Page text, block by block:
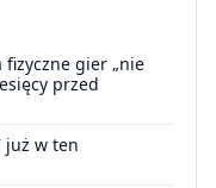
fizyczne gier „nie
przed
już w ten